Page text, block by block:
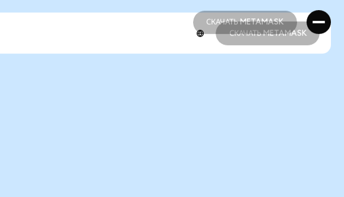
СКАЧАТЬ METAMASK
СКАЧАТЬ METAMASK
СКАЧАТЬ METAMASK